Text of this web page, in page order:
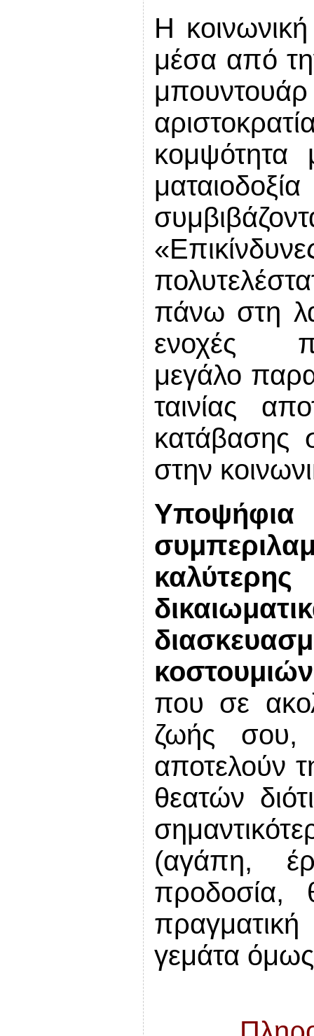
Η
μέσα από
κομψότητα
πάνω στη
ενοχές
μεγάλο
ταινίας
κατάβασης
στην
που σε
ζωής σου,
αποτελούν
θεατών
(αγάπη,
προδοσία,
γεμάτα όμως